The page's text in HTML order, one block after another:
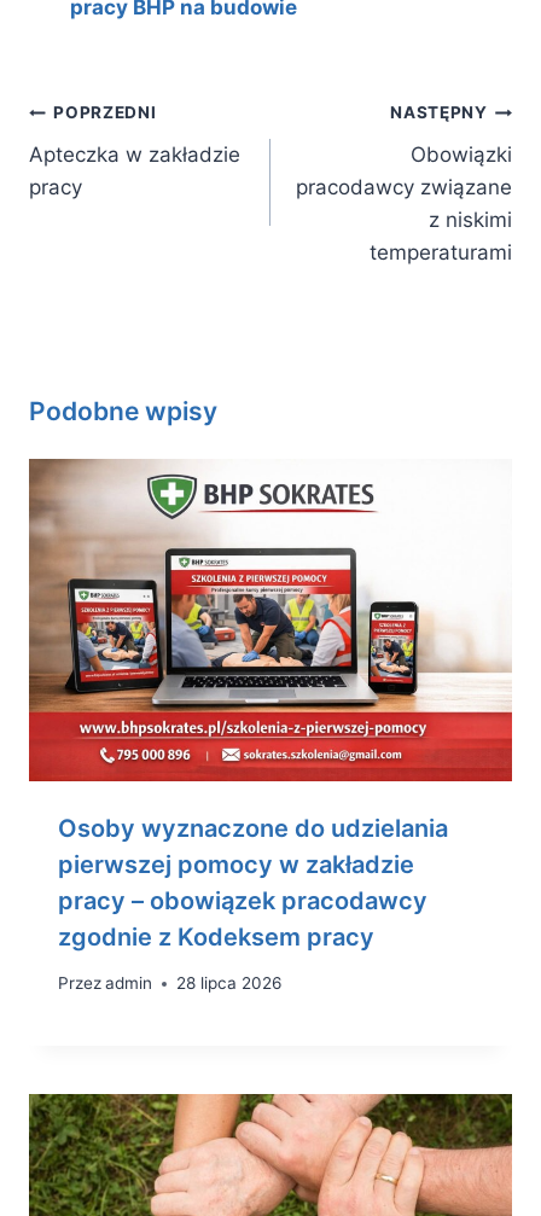
pracy BHP na budowie
Nawigacja
wpisu
POPRZEDNI
Apteczka w zakładzie
pracy
NASTĘPNY
Obowiązki
pracodawcy związane
z niskimi
temperaturami
Podobne wpisy
Osoby wyznaczone do udzielania
pierwszej pomocy w zakładzie
pracy – obowiązek pracodawcy
zgodnie z Kodeksem pracy
Przezadmin 28 lipca 2026